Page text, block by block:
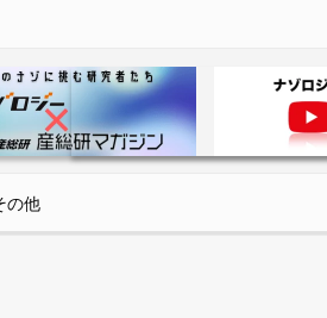
の他